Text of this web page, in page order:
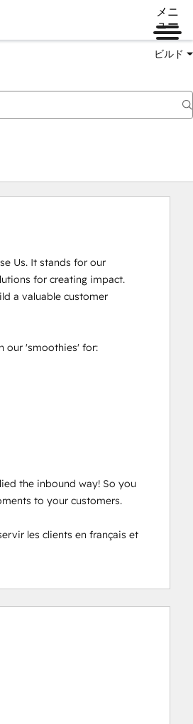
メニ
ュー
ビルド
Us. It stands for our
for creating impact.
a valuable customer
our 'smoothies' for:
the inbound way! So you
to your customers.
les clients en français et